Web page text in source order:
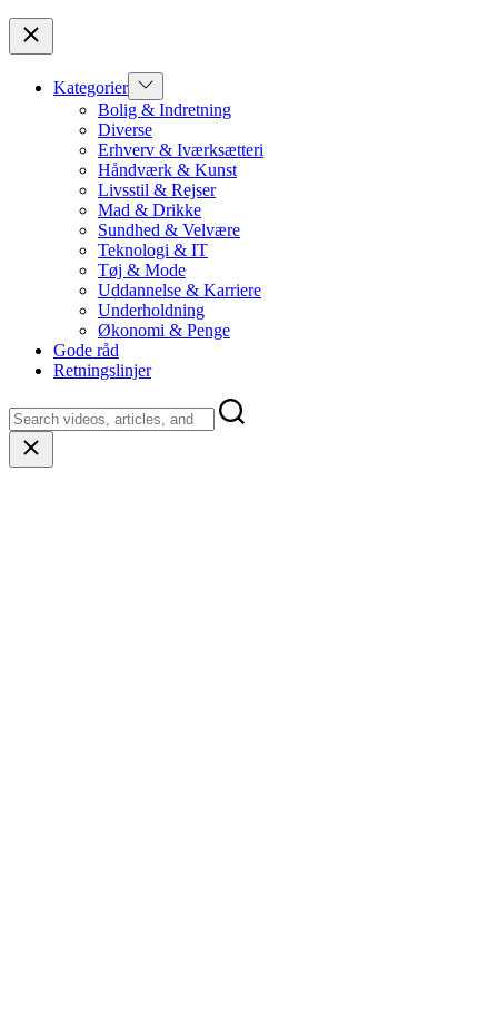
Close
Kategorier Show
sub
menu
Bolig & Indretning
Diverse
Erhverv & Iværksætteri
Håndværk & Kunst
Livsstil & Rejser
Mad & Drikke
Sundhed & Velvære
Teknologi & IT
Tøj & Mode
Uddannelse & Karriere
Underholdning
Økonomi & Penge
Gode råd
Retningslinjer
Close
search